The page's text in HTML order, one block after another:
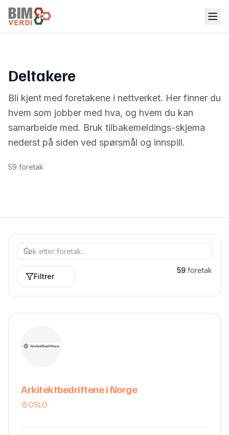
Deltakere
Bli kjent med foretakene i nettverket. Her finner du
hvem som jobber med hva, og hvem du kan
samarbeide med. Bruk tilbakemeldings-skjema
nederst på siden ved spørsmål og innspill.
59 foretak
Filtrer
59 foretak
Arkitektbedriftene i Norge
OSLO